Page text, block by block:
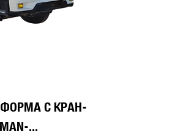
С КРАН-
...